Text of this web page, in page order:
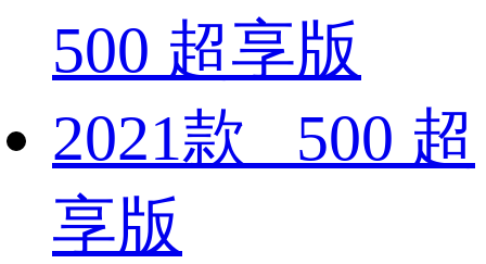
500 超享版
2021款 500 超
享版